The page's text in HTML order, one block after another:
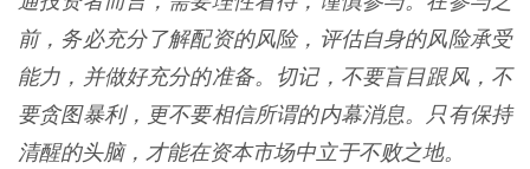
前，务必充分了解配资的风险，评估自身的风险承受
能力，并做好充分的准备。切记，不要盲目跟风，不
要贪图暴利，更不要相信所谓的内幕消息。只有保持
清醒的头脑，才能在资本市场中立于不败之地。